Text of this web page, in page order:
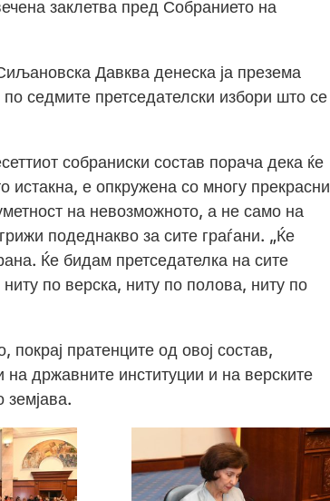
заклетва пред Собранието на
Давква денеска ја презема
седмите претседателски избори што се
собраниски состав порача дека ќе
истакна, е опкружена со многу прекрасни
на невозможното, а не само на
подеднакво за сите граѓани. „Ќе
Ќе бидам претседателка на сите
по верска, ниту по полова, ниту по
пратенците од овој состав,
државните институции и на верските
земјава.